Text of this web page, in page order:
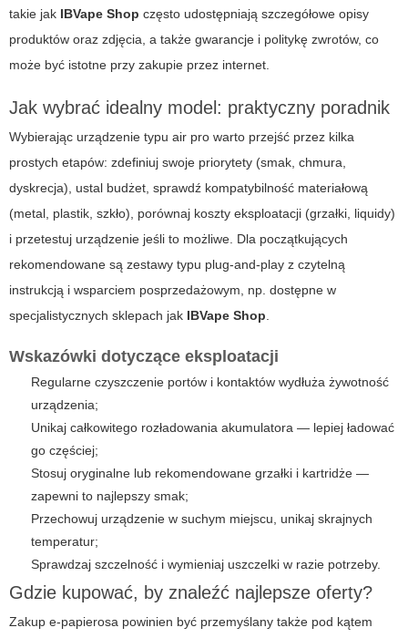
takie jak IBVape Shop często udostępniają szczegółowe opisy
produktów oraz zdjęcia, a także gwarancje i politykę zwrotów, co
może być istotne przy zakupie przez internet.
Jak wybrać idealny model: praktyczny poradnik
Wybierając urządzenie typu air pro warto przejść przez kilka
prostych etapów: zdefiniuj swoje priorytety (smak, chmura,
dyskrecja), ustal budżet, sprawdź kompatybilność materiałową
(metal, plastik, szkło), porównaj koszty eksploatacji (grzałki, liquidy)
i przetestuj urządzenie jeśli to możliwe. Dla początkujących
rekomendowane są zestawy typu plug-and-play z czytelną
instrukcją i wsparciem posprzedażowym, np. dostępne w
specjalistycznych sklepach jak IBVape Shop
Wskazówki dotyczące eksploatacji
Regularne czyszczenie portów i kontaktów wydłuża żywotność
urządzenia;
Unikaj całkowitego rozładowania akumulatora — lepiej ładować
go częściej;
Stosuj oryginalne lub rekomendowane grzałki i kartridże —
zapewni to najlepszy smak;
Przechowuj urządzenie w suchym miejscu, unikaj skrajnych
temperatur;
Sprawdzaj szczelność i wymieniaj uszczelki w razie potrzeby.
Gdzie kupować, by znaleźć najlepsze oferty?
Zakup e-papierosa powinien być przemyślany także pod kątem